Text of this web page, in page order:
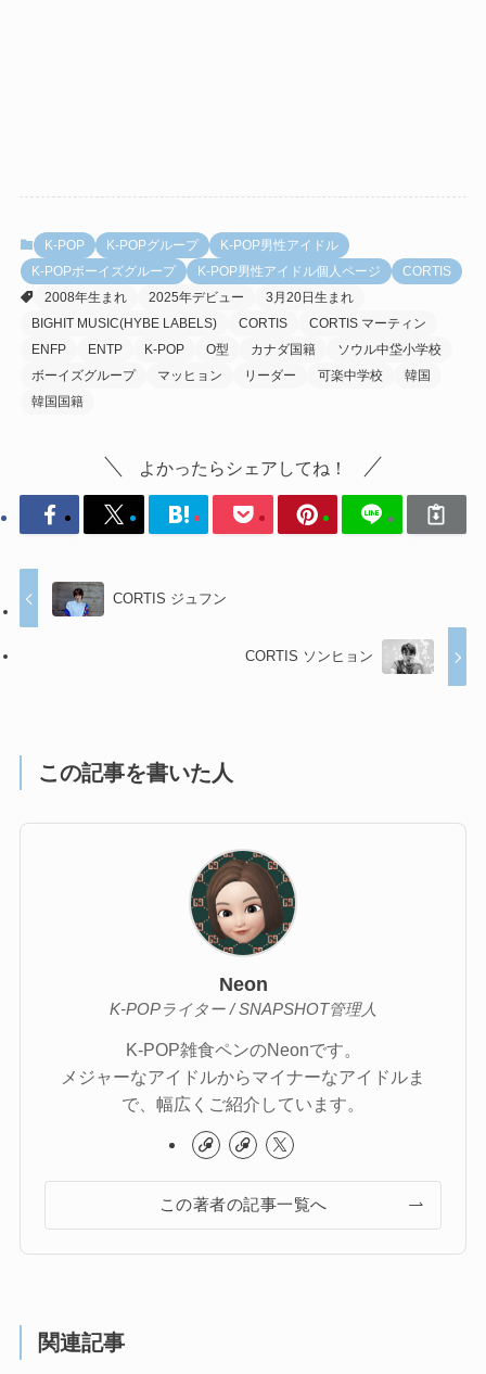
K-POP K-POPグループ
K-POP男性アイドル
K-POPボーイズグループ
K-POP男性アイドル個人ページ
CORTIS
2008年生まれ
2025年デビュー
3月20日生まれ
BIGHIT MUSIC(HYBE LABELS)
CORTIS
CORTIS マーティン
ENFP
ENTP K-POP O型 カナダ国籍
ソウル中垈小学校
ボーイズグループ
マッヒョン リーダー 可楽中学校
韓国
韓国国籍
よかったらシェアしてね！
CORTIS ジュフン
CORTIS ソンヒョン
この記事を書いた人
Neon
K-POPライター / SNAPSHOT管理人
K-POP雑食ペンのNeonです。
メジャーなアイドルからマイナーなアイドルま
で、幅広くご紹介しています。
この著者の記事一覧へ
関連記事